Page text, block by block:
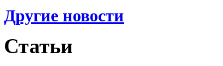
Другие новости
Статьи